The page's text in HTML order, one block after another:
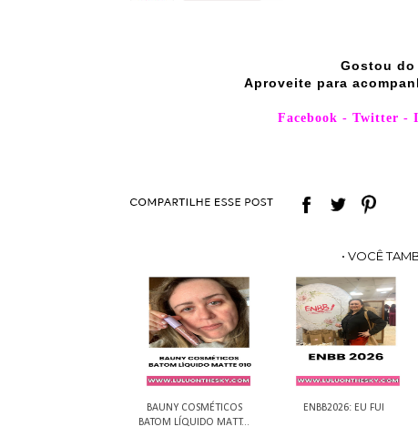
Gostou
Aproveite para
Facebook - Twitter -
• VOCÊ
BAUNY COSMÉTICOS
BATOM LÍQUIDO MATT...
ENBB2026: EU FUI